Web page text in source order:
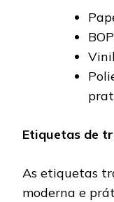
Etiquetas de
As etiquetas
moderna e